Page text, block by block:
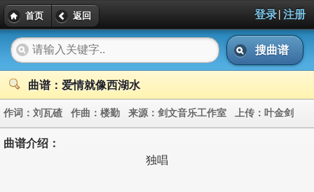
首页 返回 登录| 注册
搜曲谱
曲谱：爱情就像西湖水
作词： 刘瓦碴 作曲： 楼勤 来源： 剑文音乐工作室 上传： 叶金剑
曲谱介绍：
独唱